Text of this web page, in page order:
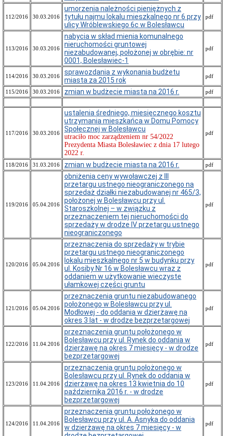
line
Głosowania
Miasta
Miasta
Kluby
Radnych
Rady
Plan
pracy
Protokoły
Miasta
posiedzeń
Miasta
interpelacji
wniosków
Sprawozdania
z
uchwał
Miasta
Rady
Bolesławiec
112/2016 30.03.2016
umorzenia należności pieniężnych z
tytułu najmu lokalu mieszkalnego nr 6 przy
ulicy Wróblewskiego 6c w Bolesławcu
pdf
113/2016 30.03.2016
nabycia w skład mienia komunalnego
nieruchomości gruntowej
niezabudowanej, położonej w obrębie: nr
0001, Bolesławiec-1
pdf
114/2016 30.03.2016
sprawozdania z wykonania budżetu
miasta za 2015 rok
pdf
115/2016 30.03.2016 zmian w budżecie miasta na 2016 r. pdf
117/2016 30.03.2016
ustalenia średniego, miesięcznego kosztu
utrzymania mieszkańca w Domu Pomocy
Społecznej w Bolesławcu
utraciło moc zarządzeniem nr 54/2022
Prezydenta Miasta Bolesławiec z dnia 17 lutego
2022 r.
pdf
118/2016 31.03.2016 zmian w budżecie miasta na 2016 r. pdf
119/2016 05.04.2016
obniżenia ceny wywoławczej z III
przetargu ustnego nieograniczonego na
sprzedaż działki niezabudowanej nr 465/3,
położonej w Bolesławcu przy ul.
Staroszkolnej – w związku z
przeznaczeniem tej nieruchomości do
sprzedaży w drodze IV przetargu ustnego
nieograniczonego
pdf
120/2016 05.04.2016
przeznaczenia do sprzedaży w trybie
przetargu ustnego nieograniczonego
lokalu mieszkalnego nr 5 w budynku przy
ul. Kosiby Nr 16 w Bolesławcu wraz z
oddaniem w użytkowanie wieczyste
ułamkowej części gruntu
pdf
121/2016 05.04.2016
przeznaczenia gruntu niezabudowanego
położonego w Bolesławcu przy ul.
Modłowej - do oddania w dzierżawę na
okres 3 lat - w drodze bezprzetargowej
pdf
122/2016 11.04.2016
przeznaczenia gruntu położonego w
Bolesławcu przy ul. Rynek do oddania w
dzierżawę na okres 7 miesięcy - w drodze
bezprzetargowej
pdf
123/2016 11.04.2016
przeznaczenia gruntu położonego w
Bolesławcu przy ul. Rynek do oddania w
dzierżawę na okres 13 kwietnia do 10
października 2016 r. - w drodze
bezprzetargowej
pdf
124/2016 11.04.2016
przeznaczenia gruntu położonego w
Bolesławcu przy ul. A. Asnyka do oddania
w dzierżawę na okres 7 miesięcy - w
pdf